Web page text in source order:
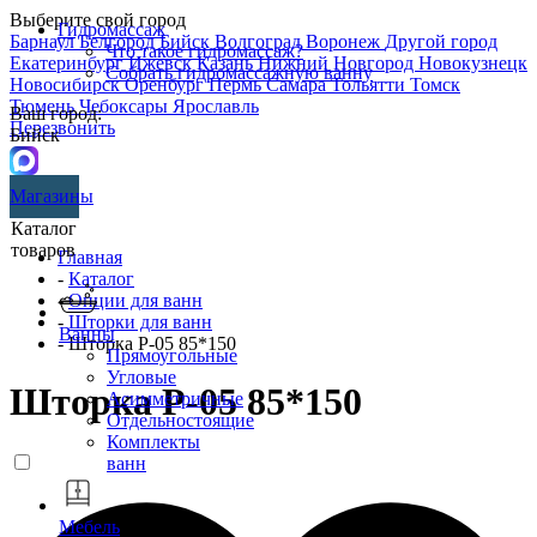
Выберите свой город
БарнаулБелгородБийск ВолгоградВоронеж Другой город
ЕкатеринбургИжевскКазаньНижний Новгород Новокузнецк
НовосибирскОренбургПермьСамараТольятти Томск
ТюменьЧебоксары Ярославль
Перезвонить
Гидромассаж
Что такое гидромассаж?
Собрать гидромассажную ванну
Ваш город:
Бийск
Магазины
Каталог
товаров
Ванны
Прямоугольные
Угловые
Асимметричные
Отдельностоящие
Комплекты
ванн
Мебель
Главная
- Каталог
-Опции для ванн
- Шторки для ванн
- Шторка P-05 85*150
Шторка P-05 85*150